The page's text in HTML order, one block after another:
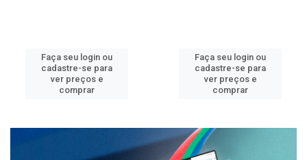
Faça seu login ou
cadastre-se para
ver preços e
comprar
Faça seu login ou
cadastre-se para
ver preços e
comprar